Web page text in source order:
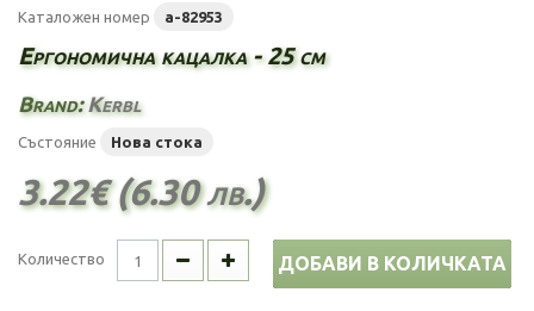
Каталожен номер a-82953
Ергономична кацалка - 25 см
Brand:Kerbl
Състояние Нова стока
3.22€ (6.30 лв.)
Количество ДОБАВИ В КОЛИЧКАТА